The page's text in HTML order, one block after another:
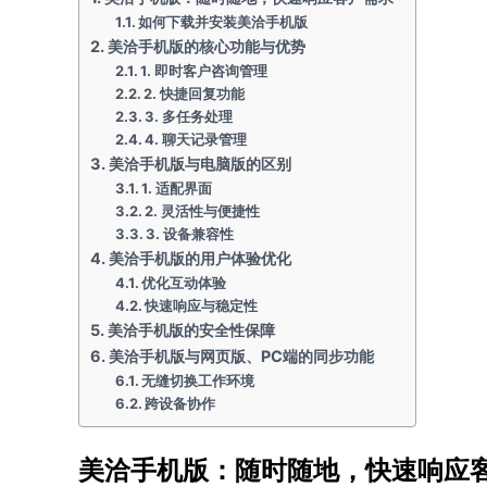
如何下载并安装美洽手机版
美洽手机版的核心功能与优势
1. 即时客户咨询管理
2. 快捷回复功能
3. 多任务处理
4. 聊天记录管理
美洽手机版与电脑版的区别
1. 适配界面
2. 灵活性与便捷性
3. 设备兼容性
美洽手机版的用户体验优化
优化互动体验
快速响应与稳定性
美洽手机版的安全性保障
美洽手机版与网页版、PC端的同步功能
无缝切换工作环境
跨设备协作
美洽手机版：随时随地，快速响应